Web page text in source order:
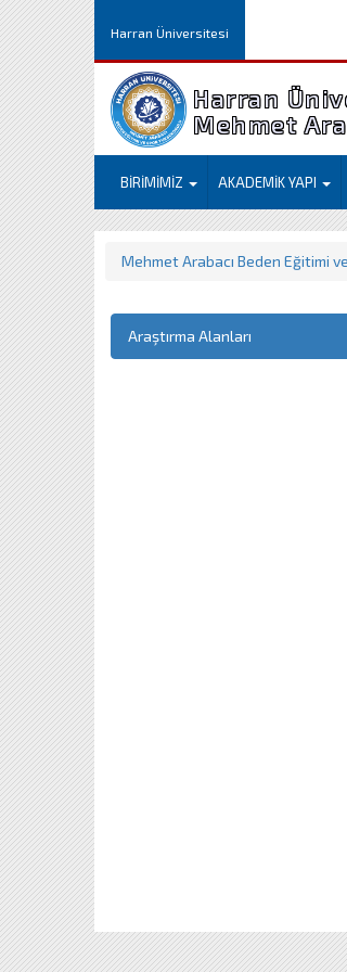
Harran Üniversitesi
Mehmet
BİRİMİMİZ AKADEMİK YAPI
Mehmet Arabacı Beden Eğitimi
Araştırma Alanları